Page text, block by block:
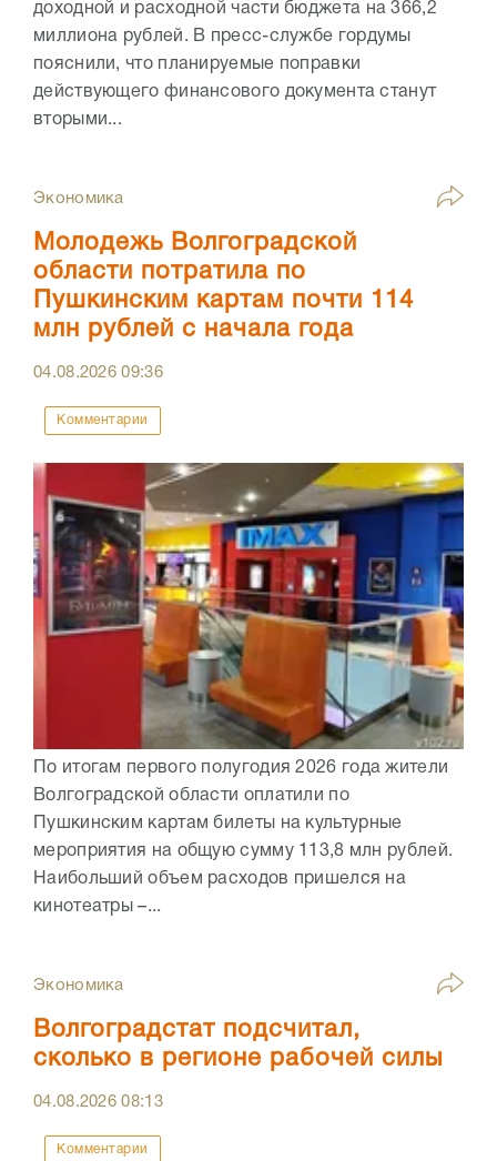
доходной и расходной части бюджета на 366,2
миллиона рублей. В пресс-службе гордумы
пояснили, что планируемые поправки
действующего финансового документа станут
вторыми...
Экономика
Молодежь Волгоградской
области потратила по
Пушкинским картам почти 114
млн рублей с начала года
04.08.202609:36
Комментарии
По итогам первого полугодия 2026 года жители
Волгоградской области оплатили по
Пушкинским картам билеты на культурные
мероприятия на общую сумму 113,8 млн рублей.
Наибольший объем расходов пришелся на
кинотеатры –...
Экономика
Волгоградстат подсчитал,
сколько в регионе рабочей силы
04.08.202608:13
Комментарии